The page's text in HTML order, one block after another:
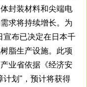
封装材料和尖端电
求将持续增长。为
宣布已决定在日本千
脂生产设施。此项
业省依据《经济安
计划"，预计将获得